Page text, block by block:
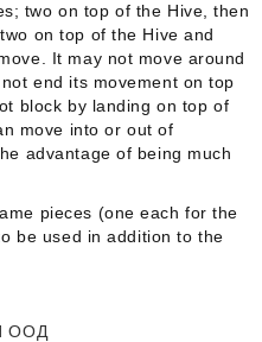
two on top of the Hive, then
on top of the Hive and
It may not move around
end its movement on top
block by landing on top of
move into or out of
advantage of being much
pieces (one each for the
be used in addition to the
ООД